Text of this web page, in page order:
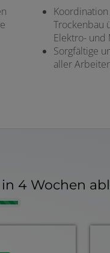
Trockenbau
Elektro- und
Sorgfältige
aller
4 Wochen